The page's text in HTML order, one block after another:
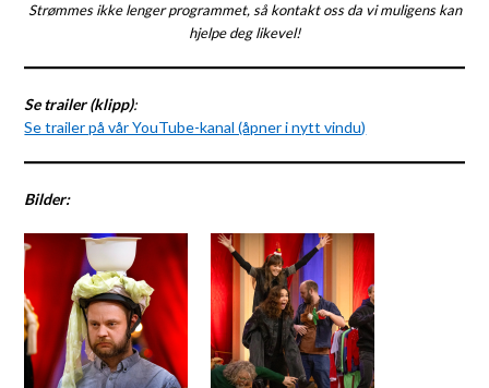
Strømmes ikke lenger programmet, så kontakt oss da vi muligens kan
hjelpe deg likevel!
Se trailer (klipp):
Se trailer på vår YouTube-kanal (åpner i nytt vindu)
Bilder: